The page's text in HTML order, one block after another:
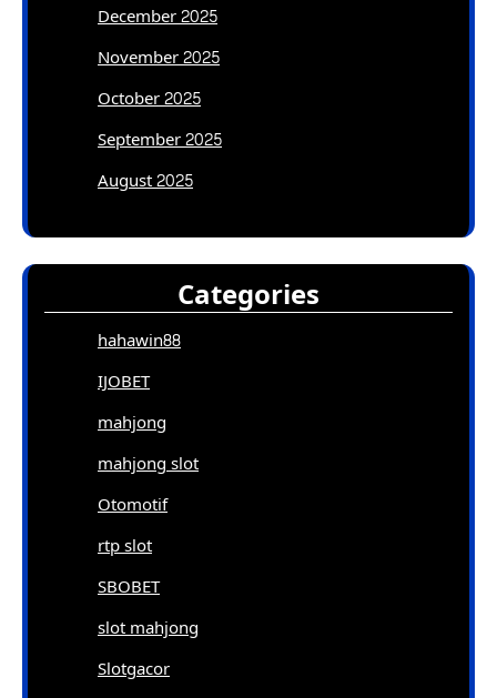
December 2025
November 2025
October 2025
September 2025
August 2025
Categories
hahawin88
IJOBET
mahjong
mahjong slot
Otomotif
rtp slot
SBOBET
slot mahjong
Slotgacor